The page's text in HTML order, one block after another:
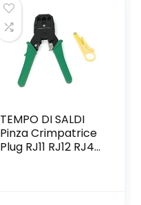
TEMPO DI SALDI
Pinza Crimpatrice
Plug RJ11 RJ12 RJ45